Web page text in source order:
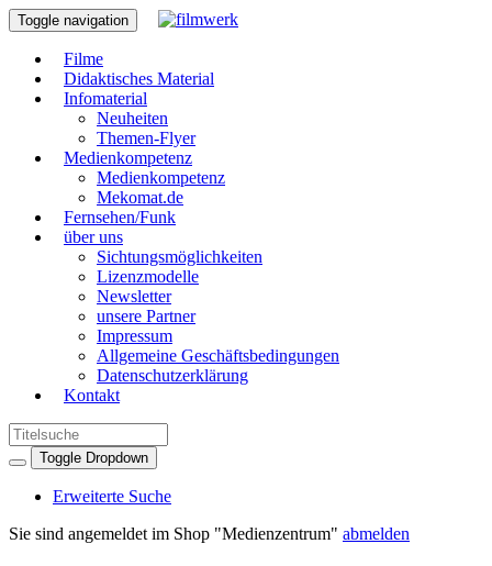
Toggle navigation
Filme
Didaktisches Material
Infomaterial
Neuheiten
Themen-Flyer
Medienkompetenz
Medienkompetenz
Mekomat.de
Fernsehen/Funk
über uns
Sichtungsmöglichkeiten
Lizenzmodelle
Newsletter
unsere Partner
Impressum
Allgemeine Geschäftsbedingungen
Datenschutzerklärung
Kontakt
Toggle Dropdown
Erweiterte Suche
Sie sind angemeldet im Shop "Medienzentrum" abmelden